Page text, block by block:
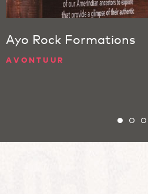
Ayo Rock Formations
AVONTUUR